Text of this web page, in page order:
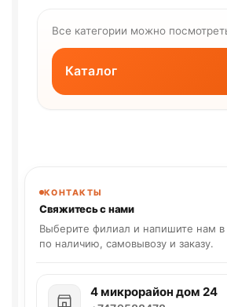
Все категории можно
Каталог
КОНТАКТЫ
Свяжитесь с нами
Выберите филиал и напишите нам
по наличию, самовывозу и заказу.
4 микрорайон дом 24